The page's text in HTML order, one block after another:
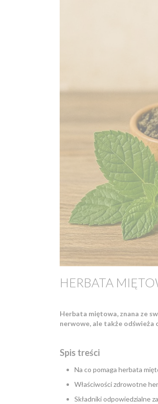
HERBATA
Herbata miętowa, znana ze
nerwowe, ale także odświeża
Spis treści
Na co pomaga herbata
Właściwości zdrowotne
Składniki odpowiedzialne